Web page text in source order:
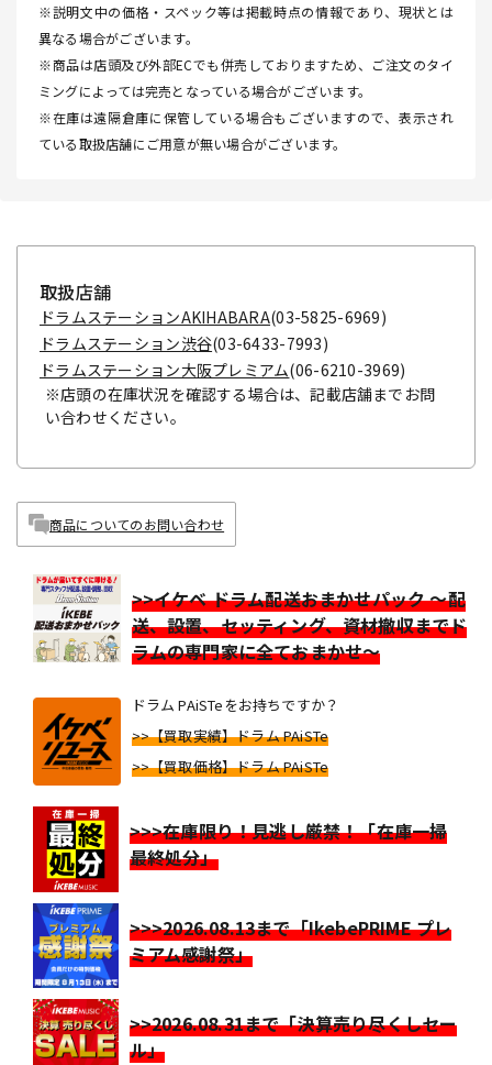
※説明文中の価格・スペック等は掲載時点の情報であり、現状とは
異なる場合がございます。
※商品は店頭及び外部ECでも併売しておりますため、ご注文のタイ
ミングによっては完売となっている場合がございます。
※在庫は遠隔倉庫に保管している場合もございますので、表示され
ている取扱店舗にご用意が無い場合がございます。
取扱店舗
ドラムステーションAKIHABARA(03-5825-6969)
ドラムステーション渋谷(03-6433-7993)
ドラムステーション大阪プレミアム(06-6210-3969)
※店頭の在庫状況を確認する場合は、記載店舗までお問
い合わせください。
商品についてのお問い合わせ
>>イケベ ドラム配送おまかせパック ～配
送、設置、セッティング、資材撤収までド
ラムの専門家に全ておまかせ～
ドラム PAiSTeをお持ちですか？
>>【買取実績】ドラム PAiSTe
>>【買取価格】ドラム PAiSTe
>>>在庫限り！見逃し厳禁！「在庫一掃
最終処分」
>>>2026.08.13まで「IkebePRIME プレ
ミアム感謝祭」
>>2026.08.31まで「決算売り尽くしセー
ル」